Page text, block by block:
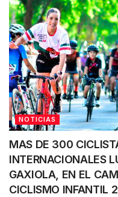
NOTICIAS
MAS DE 300
INTERNACIONALES
GAXIOLA, EN EL
CICLISMO INFANTIL